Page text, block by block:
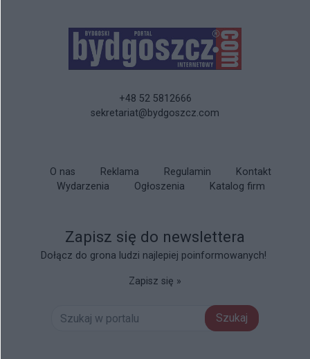
+48 52 5812666
sekretariat@bydgoszcz.com
O nas Reklama Regulamin
Kontakt
Wydarzenia
Ogłoszenia Katalog firm
Zapisz się do newslettera
Dołącz do grona ludzi najlepiej poinformowanych!
Zapisz się »
Szukaj